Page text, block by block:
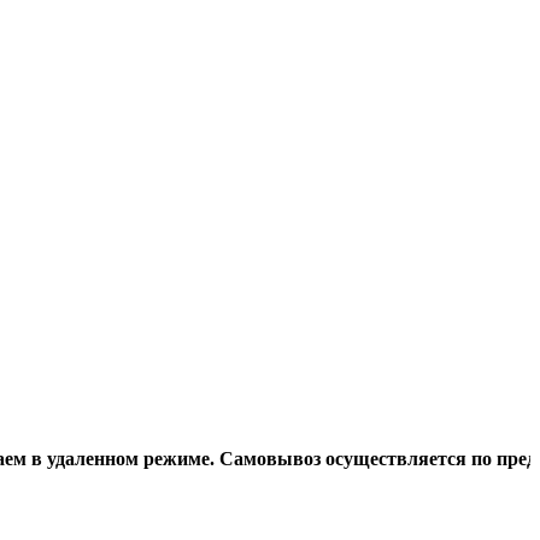
режиме. Самовывоз осуществляется по